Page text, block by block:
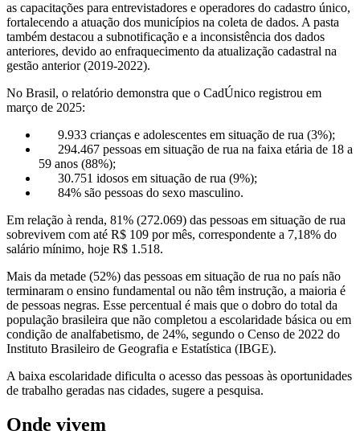
as capacitações para entrevistadores e operadores do cadastro único,
fortalecendo a atuação dos municípios na coleta de dados. A pasta
também destacou a subnotificação e a inconsistência dos dados
anteriores, devido ao enfraquecimento da atualização cadastral na
gestão anterior (2019-2022).
No Brasil, o relatório demonstra que o CadÚnico registrou em
março de 2025:
9.933 crianças e adolescentes em situação de rua (3%);
294.467 pessoas em situação de rua na faixa etária de 18 a
59 anos (88%);
30.751 idosos em situação de rua (9%);
84% são pessoas do sexo masculino.
Em relação à renda, 81% (272.069) das pessoas em situação de rua
sobrevivem com até R$ 109 por mês, correspondente a 7,18% do
salário mínimo, hoje R$ 1.518.
Mais da metade (52%) das pessoas em situação de rua no país não
terminaram o ensino fundamental ou não têm instrução, a maioria é
de pessoas negras. Esse percentual é mais que o dobro do total da
população brasileira que não completou a escolaridade básica ou em
condição de analfabetismo, de 24%, segundo o Censo de 2022 do
Instituto Brasileiro de Geografia e Estatística (IBGE).
A baixa escolaridade dificulta o acesso das pessoas às oportunidades
de trabalho geradas nas cidades, sugere a pesquisa.
Onde vivem